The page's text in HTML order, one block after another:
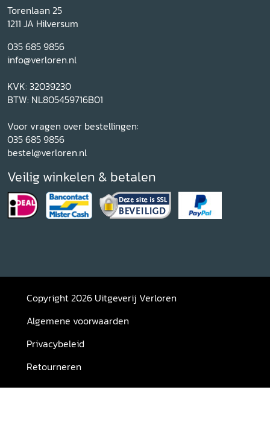
Torenlaan 25
1211 JA Hilversum
035 685 9856
info@verloren.nl
KVK: 32039230
BTW: NL805459716B01
Voor vragen over bestellingen:
035 685 9856
bestel@verloren.nl
Veilig winkelen & betalen
Copyright 2026 Uitgeverij Verloren
Algemene voorwaarden
Privacybeleid
Retourneren